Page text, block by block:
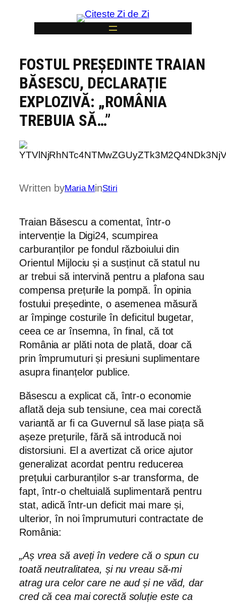
content
FOSTUL PREȘEDINTE TRAIAN
BĂSESCU, DECLARAȚIE
EXPLOZIVĂ: „ROMÂNIA
TREBUIA SĂ…”
Written byMaria MinStiri
Traian Băsescu a comentat, într-o
intervenție la Digi24, scumpirea
carburanților pe fondul războiului din
Orientul Mijlociu și a susținut că statul nu
ar trebui să intervină pentru a plafona sau
compensa prețurile la pompă. În opinia
fostului președinte, o asemenea măsură
ar împinge costurile în deficitul bugetar,
ceea ce ar însemna, în final, că tot
România ar plăti nota de plată, doar că
prin împrumuturi și presiuni suplimentare
asupra finanțelor publice.
Băsescu a explicat că, într-o economie
aflată deja sub tensiune, cea mai corectă
variantă ar fi ca Guvernul să lase piața să
așeze prețurile, fără să introducă noi
distorsiuni. El a avertizat că orice ajutor
generalizat acordat pentru reducerea
prețului carburanților s-ar transforma, de
fapt, într-o cheltuială suplimentară pentru
stat, adică într-un deficit mai mare și,
ulterior, în noi împrumuturi contractate de
România:
„Aș vrea să aveți în vedere că o spun cu
toată neutralitatea, și nu vreau să-mi
atrag ura celor care ne aud și ne văd, dar
cred că cea mai corectă soluție este ca
6